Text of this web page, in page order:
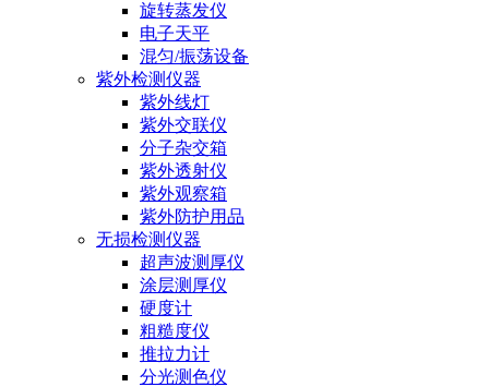
旋转蒸发仪
电子天平
混匀/振荡设备
紫外检测仪器
紫外线灯
紫外交联仪
分子杂交箱
紫外透射仪
紫外观察箱
紫外防护用品
无损检测仪器
超声波测厚仪
涂层测厚仪
硬度计
粗糙度仪
推拉力计
分光测色仪